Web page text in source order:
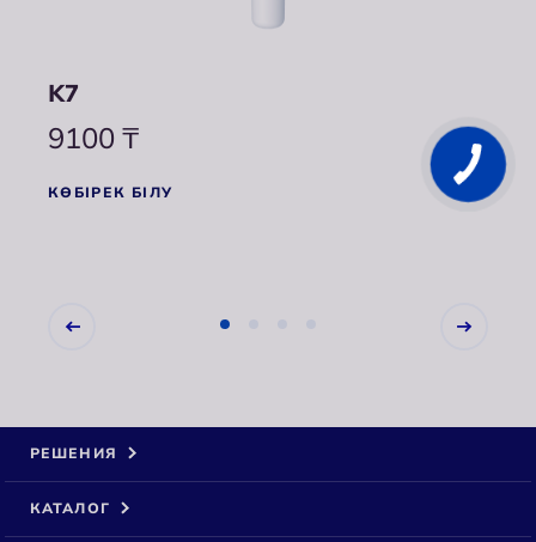
K7
9100₸
КӨБІРЕК БІЛУ
РЕШЕНИЯ
КАТАЛОГ